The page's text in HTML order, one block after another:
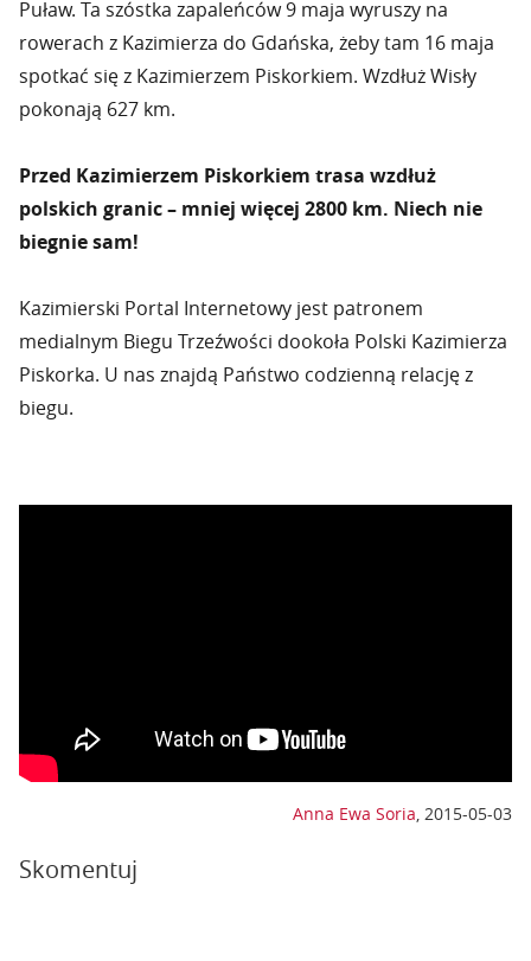
Puław. Ta szóstka zapaleńców 9 maja wyruszy na
rowerach z Kazimierza do Gdańska, żeby tam 16 maja
spotkać się z Kazimierzem Piskorkiem. Wzdłuż Wisły
pokonają 627 km.
Przed Kazimierzem Piskorkiem trasa wzdłuż
polskich granic – mniej więcej 2800 km. Niech nie
biegnie sam!
Kazimierski Portal Internetowy jest patronem
medialnym Biegu Trzeźwości dookoła Polski Kazimierza
Piskorka. U nas znajdą Państwo codzienną relację z
biegu.
Anna Ewa Soria, 2015-05-03
Skomentuj